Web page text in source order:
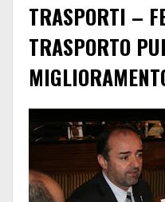
TRASPORTI –
TRASPORTO